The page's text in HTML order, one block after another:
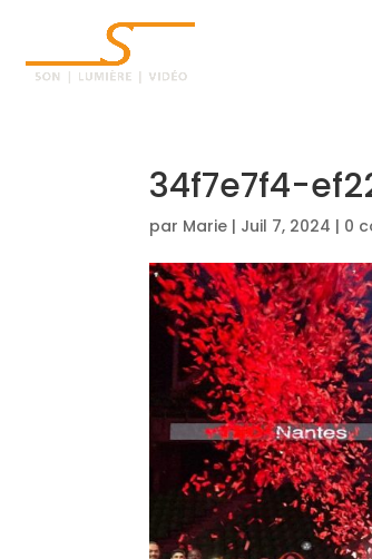
34f7e7f4-
par Marie | Juil 7, 2024 | 0